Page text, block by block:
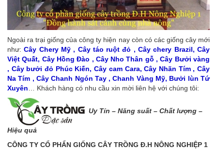
Ngoài ra trại giống của công ty hiện nay còn có các giống cây mới
như:Cây Chery Mỹ , Cây táo ruột đỏ , Cây chery Brazil, Cây
Việt Quất, Cây Hồng Đào , Cây Nho Thân gỗ , Cây Bưởi vàng
, Cây bưởi đỏ Phúc Kiến, Cây cam Cara, Cây Nhãn Tím , Cây
Na Tím , Cây Chanh Ngón Tay , Chanh Vàng Mỹ, Bưởi lùn Tứ
Xuyên … Khách hàng có nhu cầu xin mời liên hệ với chúng tôi:
Uy Tín – Năng suất – Chất lượng –
Hiệu quả
CÔNG TY CỔ PHẨN GIỐNG CÂY TRỒNG Đ.H NÔNG NGHIỆP 1